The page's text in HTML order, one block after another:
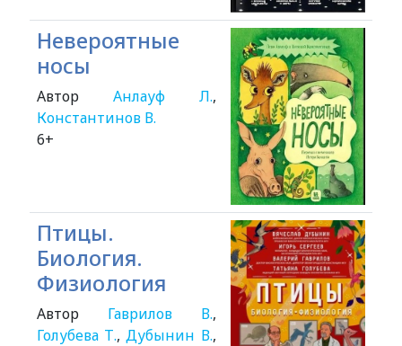
Невероятные
носы
Автор Анлауф Л.,
Константинов В.
6+
Птицы.
Биология.
Физиология
Автор Гаврилов В.,
Голубева Т.,Дубынин В.,